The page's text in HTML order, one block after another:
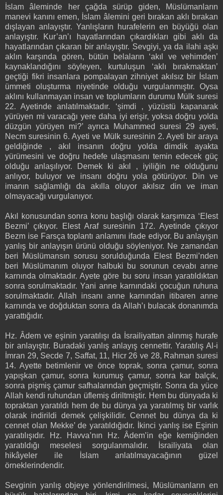
İslam âleminde her çağda sürüp giden, Müslümanların
manevi kanını emen, İslam âlemini geri bırakan aklı bırakan
dışlayan anlayıştır. Yanlışların hurafelerin en büyüğü olan
anlayıştır. Kur’an’ı hayatlarından çıkardıkları gibi aklı da
hayatlarından çıkaran bir anlayıştır. Sevgiyi, ya da ilahi aşkı
aklın karşında gören, bütün belaların ‘akıl ve vehimden’
kaynaklandığını söyleyen, kurtuluşun ‘aklı bırakmaktan’
geçtiği fikri insanlara pompalayan zihniyet akılsız bir İslam
ümmeti oluşturma niyetinde olduğu vurgulanmıştır. Oysa
aklını kullanmayan insan ve toplumların durumu Mülk suresi
22. Ayetinde anlatılmaktadır. ‘şimdi , yüzüstü kapanarak
yürüyen mi varacağı yere daha iyi erişir, yoksa doğru yolda
düzgün yürüyen mi?’ ayrıca Muhammed suresi 29 ayeti,
Necm suresinin 6. Ayeti ve Mülk suresinin 2. Ayeti bir araya
geldiğinde , akıl insanın doğru yolda dimdik ayakta
yürümesini ve doğru hedefe ulaşmasını temin edecek güç
olduğu anlaşılıyor. Demek ki akıl , iyiliğin ne olduğunu
anlıyor, buluyor ve insanı doğru yola götürüyor. Din ve
imanın sağlamlığı da akılla oluyor akılsız din ve iman
olmayacağı vurgulanıyor.
Akıl konusundan sonra konu başlığı olarak karşımıza ‘Elest
Bezmi’ çıkıyor. Elest Araf suresinin 172. Ayetinde çıkıyor
Bezm ise Farsça toplantı anlamını ifade ediyor. Bu anlayışın
yanlış bir anlayışın ürünü olduğu söyleniyor. Ne zamandan
beri Müslümansın sorusu sorulduğunda Elest Bezmi’nden
beri Müslümanım oluyor halbuki bu sorunun cevabı anne
karnında olmaktadır. Ayete göre bu soru insan yaratıldıktan
sonra sorulmaktadır. Yani anne karnındaki çocuğun ruhuna
sorulmaktadır. Allah insanı anne karnından itibaren anne
karnında ve doğduktan sonra da Allah’ı bulacak donanımda
yarattığıdır.
Hz. Âdem ve eşinin yaratılışı da İsrailiyattan alınmış hurafe
bir anlayıştır. Buradaki yanlış anlayış cennettir. Yaratılış Al-i
İmran 29, Secde 7, Saffat, 11, Hicr 26 ve 28, Rahman suresi
14. Ayette betimlenir ve önce toprak, sonra çamur, sonra
yapışkan çamur, sonra kurumuş çamur, sonra kar balçık,
sonra pişmiş çamur safhalarından geçmiştir. Sonra da yüce
Allah kendi ruhundan üflemiş diriltmiştir. Hem bu dünyada ki
topraktan yaratıldı hem de bu dünya ya yaratılmış bir varlık
olarak indirildi demek çelişkilidir. Cennet bu dünya da ki
cennet olan Mekke’ de yaratıldığıdır. İkinci yanlış ise Eşinin
yaratılışıdır. Hz. Havva’nın Hz. Âdem’in eğe kemiğinden
yaratıldığı meselesi sorgulanmalıdır. İsrailiyata olan
hikâyeler ile İslam anlatılmayacağının güzel
örneklerindendir.
Sevginin yanlış objeye yönlendirilmesi, Müslümanların en